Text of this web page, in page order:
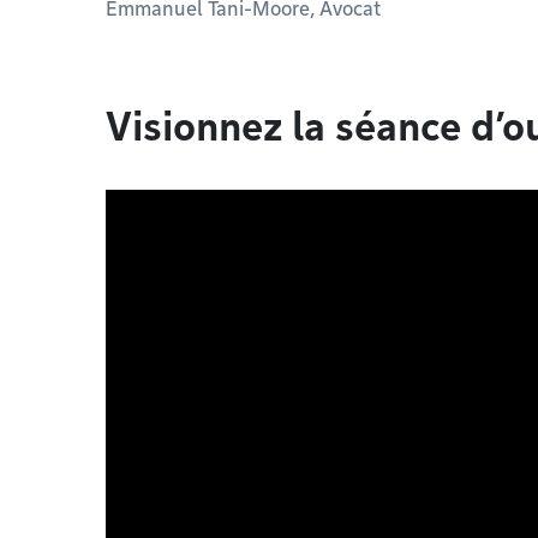
Emmanuel Tani-Moore, Avocat
Visionnez la séance